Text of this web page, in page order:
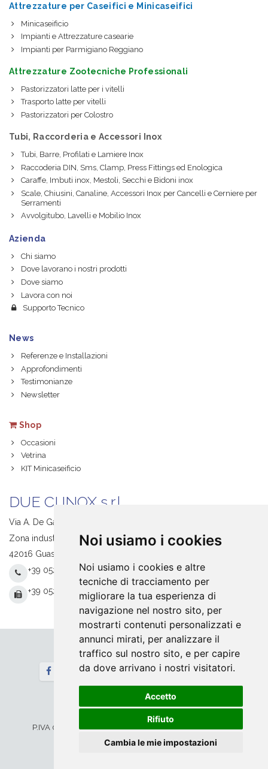
Noi usiamo i cookies
Noi usiamo i cookies e altre
tecniche di tracciamento per
migliorare la tua esperienza di
navigazione nel nostro sito, per
mostrarti contenuti personalizzati e
annunci mirati, per analizzare il
traffico sul nostro sito, e per capire
da dove arrivano i nostri visitatori.
Accetto
Rifiuto
Cambia le mie impostazioni
Attrezzature per Caseifici e Minicaseifici
Minicaseificio
Impianti e Attrezzature casearie
Impianti per Parmigiano Reggiano
Attrezzature Zootecniche Professionali
Pastorizzatori latte per i vitelli
Trasporto latte per vitelli
Pastorizzatori per Colostro
Tubi, Raccorderia e Accessori Inox
Tubi, Barre, Profilati e Lamiere Inox
Raccoderia DIN, Sms, Clamp, Press Fittings ed Enologica
Caraffe, Imbuti inox, Mestoli, Secchi e Bidoni inox
Scale, Chiusini, Canaline, Accessori Inox per Cancelli e Cerniere per
Serramenti
Avvolgitubo, Lavelli e Mobilio Inox
Azienda
Chi siamo
Dove lavorano i nostri prodotti
Dove siamo
Lavora con noi
Supporto Tecnico
News
Referenze e Installazioni
Approfondimenti
Testimonianze
Newsletter
Shop
Occasioni
Vetrina
KIT Minicaseificio
DUE CI INOX s.r.l.
Via A. De Gasperi, 1
Zona industriale S. Giacomo
42016 Guastalla (RE) Italy
+39 0522 831205
+39 0522 831093
Seguici
Newsletter
Contatti
© 2026 DUE CI INOX srl. Tutti i diritti riservati
P.IVA 00673730354 -Privacy&Legal-Cookie Configura